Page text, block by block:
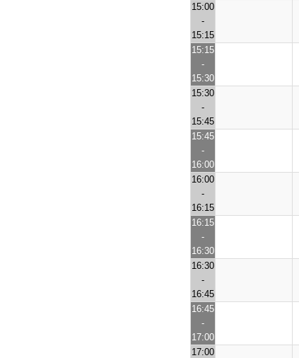
15:00
-
15:15
15:15
-
15:30
15:30
-
15:45
15:45
-
16:00
16:00
-
16:15
16:15
-
16:30
16:30
-
16:45
16:45
-
17:00
17:00